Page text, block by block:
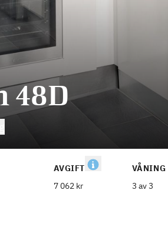
48D
AVGIFT
7 062 kr
VÅNING
3 av 3